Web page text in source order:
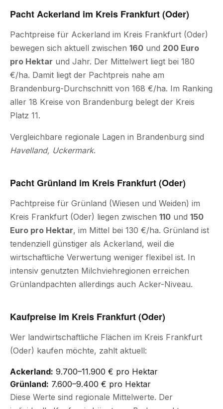
Pacht Ackerland im Kreis Frankfurt (Oder)
Pachtpreise für Ackerland im Kreis Frankfurt (Oder)
bewegen sich aktuell zwischen 160 und 200 Euro
pro Hektar und Jahr. Der Mittelwert liegt bei 180
€/ha. Damit liegt der Pachtpreis nahe am
Brandenburg-Durchschnitt von 168 €/ha. Im Ranking
aller 18 Kreise von Brandenburg belegt der Kreis
Platz 11.
Vergleichbare regionale Lagen in Brandenburg sind
Havelland, Uckermark.
Pacht Grünland im Kreis Frankfurt (Oder)
Pachtpreise für Grünland (Wiesen und Weiden) im
Kreis Frankfurt (Oder) liegen zwischen 110 und 150
Euro pro Hektar, im Mittel bei 130 €/ha. Grünland ist
tendenziell günstiger als Ackerland, weil die
wirtschaftliche Verwertung weniger flexibel ist. In
intensiv genutzten Milchviehregionen erreichen
Grünlandpachten allerdings auch Acker-Niveau.
Kaufpreise im Kreis Frankfurt (Oder)
Wer landwirtschaftliche Flächen im Kreis Frankfurt
(Oder) kaufen möchte, zahlt aktuell:
Ackerland: 9.700–11.900 € pro Hektar
Grünland: 7.600–9.400 € pro Hektar
Diese Werte sind regionale Mittelwerte. Der